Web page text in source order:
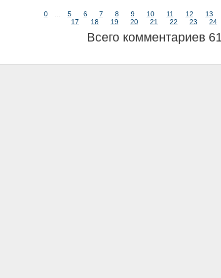
0 5 6 7 8 9 10 11 12
13
17
18 19 20 21 22 23 24
Всего комментариев